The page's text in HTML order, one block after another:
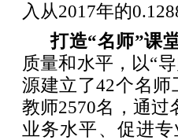
入从2017年的
打造“名师”课
质量和水平，以“
源建立了42个名
教师2570名，通
业务水平、促进